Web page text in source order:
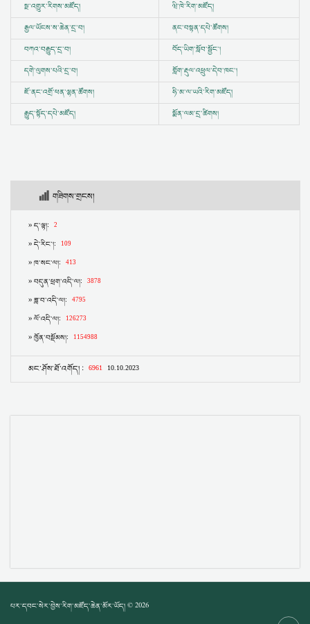
སྔ་འགྱུར་རིགས་མཛོད།
ཝི་ཁེ་རིག་མཛོད།
རྒྱལ་ཡོངས་ས་ཆེན་དྲ་བ།
ནང་བསྟན་དཔེ་ཚོགས།
བཀའ་བརྒྱུད་དྲ་བ།
བོད་ཡིག་སློབ་སྦྱོང་།
དགེ་ལུགས་པའི་དྲ་བ།
གློག་རྡུལ་འཕྲུལ་དེབ་ཁང་།
ཇོ་ནང་འགྲོ་ཕན་ལྷན་ཚོགས།
ཧི་མ་ལ་ཡའི་རིག་མཛོད།
རྒྱུད་སྟོད་དཔེ་མཛོད།
སྨོན་ལམ་དྲ་ཚིགས།
པར་དབང་སེར་བྱེས་རིག་མཛོད་ཆེན་མོར་ཡོད། © 2026